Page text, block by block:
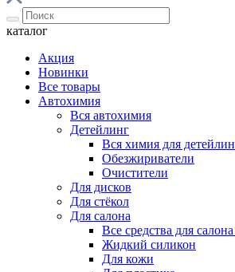
каталог
Акция
Новинки
Все товары
Автохимия
Вся автохимия
Детейлинг
Вся химия для
Обезжириватели
Очистители
Для дисков
Для стёкол
Для салона
Все средства для
Жидкий силикон
Для кожи